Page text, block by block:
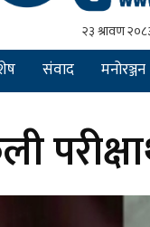
संवाद मनोरञ्जन